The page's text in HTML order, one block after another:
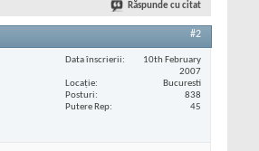
Răspunde cu citat
#2
Data înscrierii
10th February
2007
Locaţie
Bucuresti
Posturi
838
Putere Rep
45